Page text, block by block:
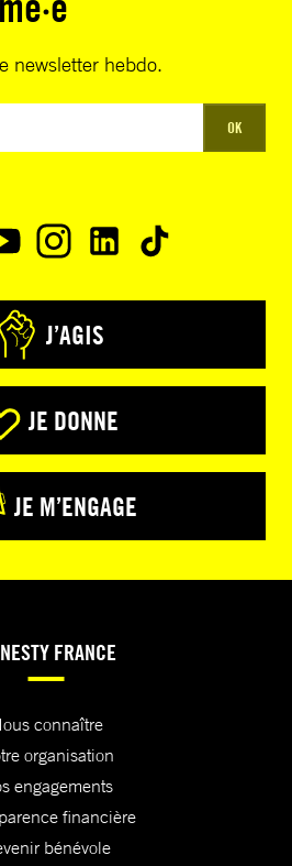
newsletter hebdo.
OK
J’AGIS
JE DONNE
JE M’ENGAGE
FRANCE
connaître
organisation
engagements
financière
bénévole